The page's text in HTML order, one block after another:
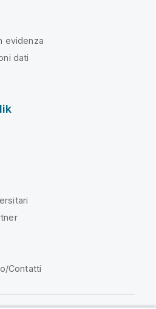
evidenza
dati
Contatti